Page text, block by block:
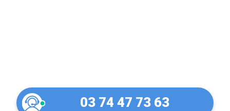
03 74 47 73 63